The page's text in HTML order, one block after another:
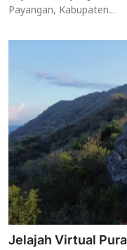
Payangan, Kabupaten...
Jelajah Virtual